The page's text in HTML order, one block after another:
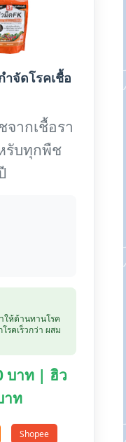
จัดโรคเชื้อ
ากเชื้อรา
รับทุกพืช
ให้ต้านทานโรค
รคเร็วกว่า ผสม
บาท | ฮิว
าท
Shopee